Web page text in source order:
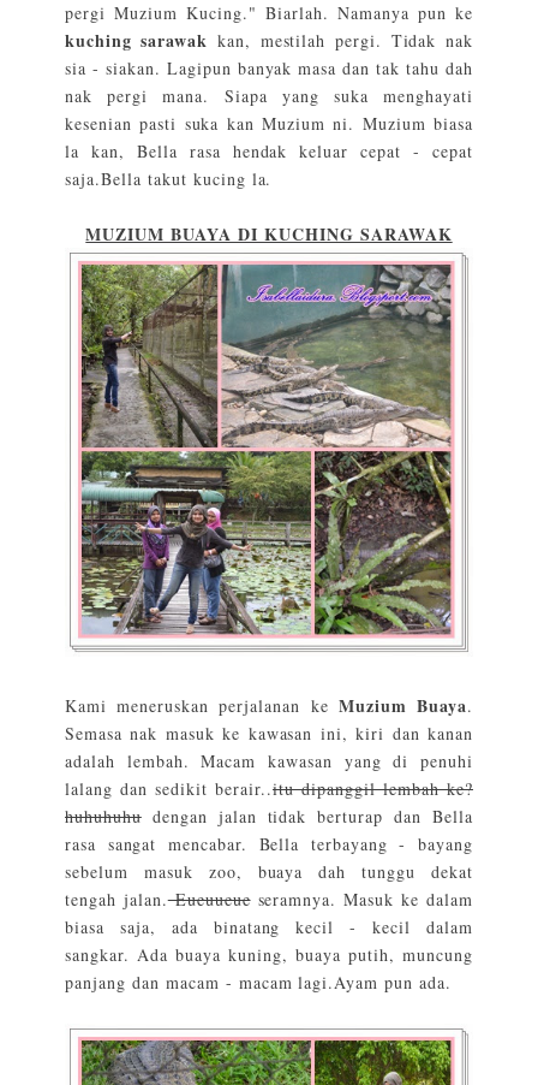
pergi Muzium Kucing." Biarlah. Namanya pun ke
kuching sarawak kan, mestilah pergi. Tidak nak
sia - siakan. Lagipun banyak masa dan tak tahu dah
nak pergi mana. Siapa yang suka menghayati
kesenian pasti suka kan Muzium ni. Muzium biasa
la kan, Bella rasa hendak keluar cepat - cepat
saja.Bella takut kucing la.
MUZIUM BUAYA DI KUCHING SARAWAK
Kami meneruskan perjalanan ke Muzium Buaya.
Semasa nak masuk ke kawasan ini, kiri dan kanan
adalah lembah. Macam kawasan yang di penuhi
lalang dan sedikit berair..itu dipanggil lembah ke?
huhuhuhudengan jalan tidak berturap dan Bella
rasa sangat mencabar. Bella terbayang - bayang
sebelum masuk zoo, buaya dah tunggu dekat
tengah jalan.Eueuueueseramnya. Masuk ke dalam
biasa saja, ada binatang kecil - kecil dalam
sangkar. Ada buaya kuning, buaya putih, muncung
panjang dan macam - macam lagi.Ayam pun ada.